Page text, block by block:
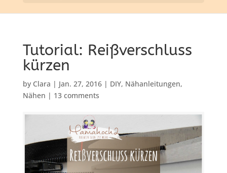
Tutorial: Reißverschluss
kürzen
by Clara | Jan. 27, 2016| DIY, Nähanleitungen,
Nähen | 13 comments